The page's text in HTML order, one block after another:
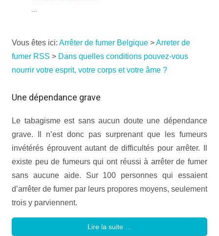
Vous êtes ici: Arrêter de fumer Belgique >Arreter de
fumer RSS > Dans quelles conditions pouvez-vous
nourrir votre esprit, votre corps et votre âme ?
Une dépendance grave
Le tabagisme est sans aucun doute une dépendance
grave. Il n’est donc pas surprenant que les fumeurs
invétérés éprouvent autant de difficultés pour arrêter. Il
existe peu de fumeurs qui ont réussi à arrêter de fumer
sans aucune aide. Sur 100 personnes qui essaient
d’arrêter de fumer par leurs propores moyens, seulement
trois y parviennent.
Lire la suite …